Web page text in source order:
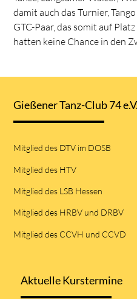
damit auch das Turnier,
GTC-Paar, das somit auf
hatten keine Chance in den
Gießener Tanz-Club 74 e.V.
Mitglied des DTV im DOSB
Mitglied des HTV
Mitglied des LSB Hessen
Mitglied des HRBV und DRBV
Mitglied des CCVH und CCVD
Aktuelle Kurstermine